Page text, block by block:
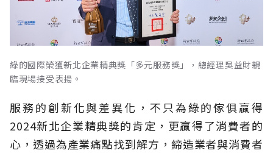
綠的國際榮獲新北企業精典獎「多元服務獎」，總經理吳益財親
臨現場接受表揚。
服務的創新化與差異化，不只為綠的傢俱贏得
2024新北企業精典獎的肯定，更贏得了消費者的
心，透過為產業痛點找到解方，締造業者與消費者